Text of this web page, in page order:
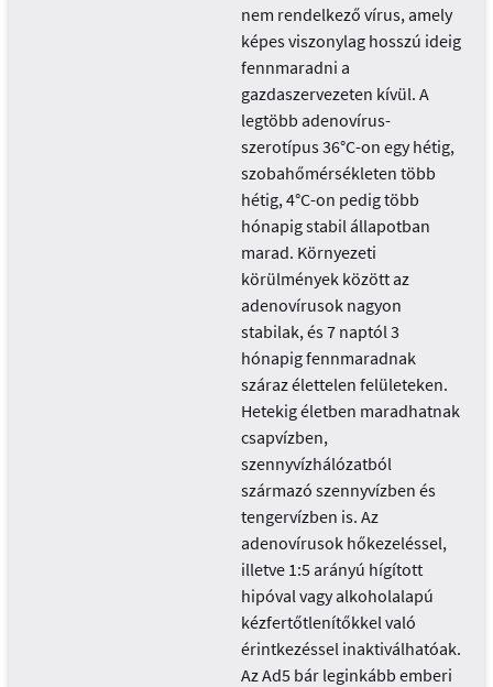
nem rendelkező vírus, amely
képes viszonylag hosszú ideig
fennmaradni a
gazdaszervezeten kívül. A
legtöbb adenovírus-
szerotípus 36°C-on egy hétig,
szobahőmérsékleten több
hétig, 4°C-on pedig több
hónapig stabil állapotban
marad. Környezeti
körülmények között az
adenovírusok nagyon
stabilak, és 7 naptól 3
hónapig fennmaradnak
száraz élettelen felületeken.
Hetekig életben maradhatnak
csapvízben,
szennyvízhálózatból
származó szennyvízben és
tengervízben is. Az
adenovírusok hőkezeléssel,
illetve 1:5 arányú hígított
hipóval vagy alkoholalapú
kézfertőtlenítőkkel való
érintkezéssel inaktiválhatóak.
Az Ad5 bár leginkább emberi